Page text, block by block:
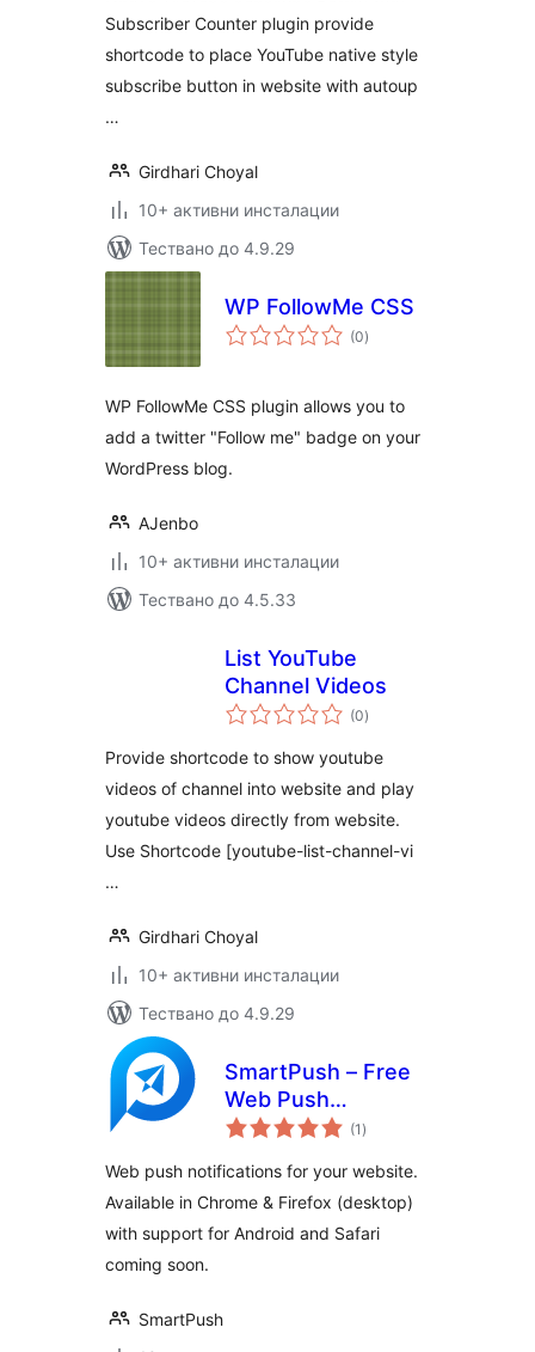
Subscriber Counter plugin provide
shortcode to place YouTube native style
subscribe button in website with autoup
…
Girdhari Choyal
10+ активни инсталации
Тествано до 4.9.29
WP FollowMe CSS
(0общо
оценки
)
WP FollowMe CSS plugin allows you to
add a twitter "Follow me" badge on your
WordPress blog.
AJenbo
10+ активни инсталации
Тествано до 4.5.33
List YouTube
Channel Videos
(0общо
оценки
)
Provide shortcode to show youtube
videos of channel into website and play
youtube videos directly from website.
Use Shortcode [youtube-list-channel-vi
…
Girdhari Choyal
10+ активни инсталации
Тествано до 4.9.29
SmartPush – Free
Web Push
Notifications(1 общо
оценки
)
Web push notifications for your website.
Available in Chrome & Firefox (desktop)
with support for Android and Safari
coming soon.
SmartPush